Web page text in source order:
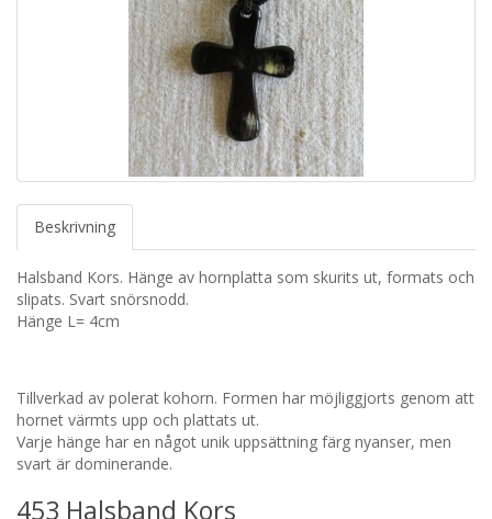
Beskrivning
Halsband Kors. Hänge av hornplatta som skurits ut, formats och
slipats. Svart snörsnodd.
Hänge L= 4cm
Tillverkad av polerat kohorn. Formen har möjliggjorts genom att
hornet värmts upp och plattats ut.
Varje hänge har en något unik uppsättning färg nyanser, men
svart är dominerande.
453 Halsband Kors